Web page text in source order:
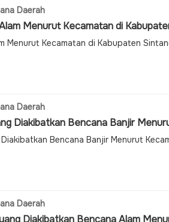
Daerah
Menurut Kecamatan di
Menurut Kecamatan di Kabupaten
Daerah
Diakibatkan Bencana Banjir
Bencana Banjir Menurut
Daerah
Diakibatkan Bencana Alam